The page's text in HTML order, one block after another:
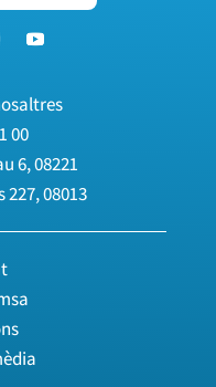
00
6, 08221
227, 08013